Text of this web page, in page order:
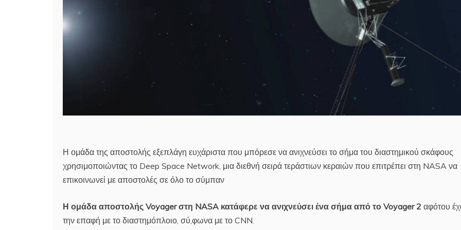
Η ομάδα της αποστολής εξεπλάγη ευχάριστα που μπόρεσε να ανιχνεύσει το σήμα του διαστημικού σκάφους
χρησιμοποιώντας το Deep Space Network, μια διεθνή σειρά τεράστιων κεραιών που επιτρέπει στη NASA να
επικοινωνεί με αποστολές σε όλο το σύμπαν
Η ομάδα αποστολής Voyager στη NASA κατάφερε να ανιχνεύσει ένα σήμα από το Voyager 2 αφότου
την επαφή με το διαστημόπλοιο, σύ,φωνα με το CNN.